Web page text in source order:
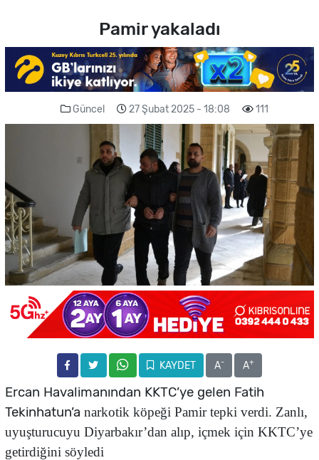
Pamir yakaladı
Güncel 27 Şubat 2025 - 18:08 111
KAYDET A- A+
Ercan Havalimanından KKTC’ye gelen Fatih
Tekinhatun’a narkotik köpeği Pamir tepki verdi. Zanlı,
uyuşturucuyu Diyarbakır’dan alıp, içmek için KKTC’ye
getirdiğini söyledi